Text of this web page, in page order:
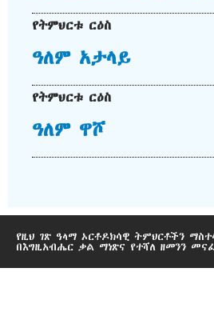
የትምህርቱ ርዕስ
ዓለም አታላይ
የትምህርቱ ርዕስ
ዓለም ዋሾ
የዚህ ገጽ ዓላማ ኦርቶዶክሳዊ ትምህርቶችን
በእግዚአብሔር ቃል ማነጽና የተሻለ ዘመንን